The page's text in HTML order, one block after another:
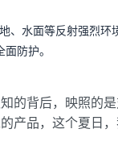
、水面等反射强烈环
防护。
的背后，映照的
产品，这个夏日